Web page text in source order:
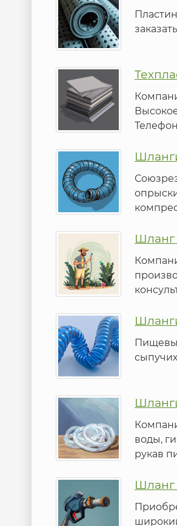
Шланг
воды,
рукав
Шланг